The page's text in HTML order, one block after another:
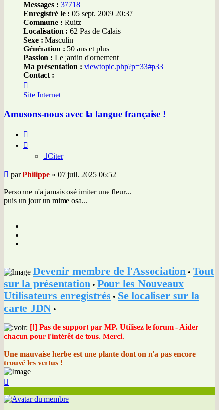
Messages : 37718
Enregistré le : 05 sept. 2009 20:37
Commune : Ruitz
Localisation : 62 Pas de Calais
Sexe : Masculin
Génération : 50 ans et plus
Passion : Le jardin d'ornement
Ma présentation : viewtopic.php?p=33#p33
Contact :
Philippe
Site Internet
Amusons-nous avec la langue française !
Citer
Message
parPhilippe » 07 juil. 2025 06:52
Personne n'a jamais osé imiter une fleur...
puis un jour un mime osa...
Devenir membre de l'Association • Tout
sur la présentation • Pour les Nouveaux
Utilisateurs enregistrés • Se localiser sur la
carte JDN •
[!] Pas de support par MP. Utilisez le forum - Aider
chacun pour l'intérêt de tous. Merci.
Une mauvaise herbe est une plante dont on n'a pas encore
trouvé les vertus !